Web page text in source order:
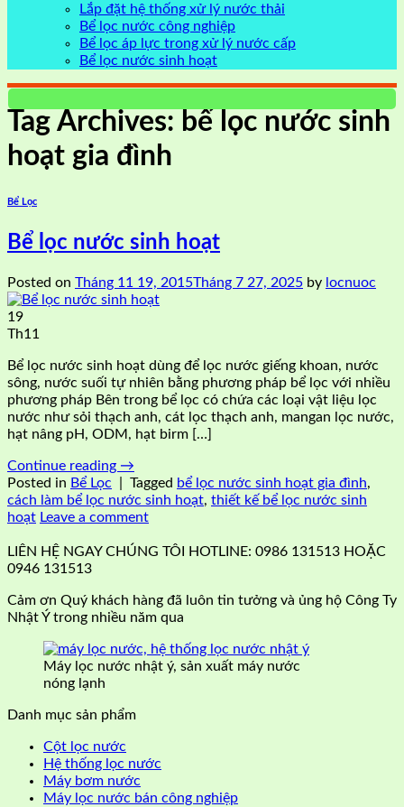
Lắp đặt hệ thống xử lý nước thải
Bể lọc nước công nghiệp
Bể lọc áp lực trong xử lý nước cấp
Bể lọc nước sinh hoạt
Tag Archives: bể lọc nước sinh
hoạt gia đình
Bể Lọc
Bể lọc nước sinh hoạt
Posted on Tháng 11 19, 2015Tháng 7 27, 2025 by locnuoc
19
Th11
Bể lọc nước sinh hoạt dùng để lọc nước giếng khoan, nước
sông, nước suối tự nhiên bằng phương pháp bể lọc với nhiều
phương pháp Bên trong bể lọc có chứa các loại vật liệu lọc
nước như sỏi thạch anh, cát lọc thạch anh, mangan lọc nước,
hạt nâng pH, ODM, hạt birm […]
Continue reading →
Posted in Bể Lọc Tagged bể lọc nước sinh hoạt gia đình,
cách làm bể lọc nước sinh hoạt, thiết kế bể lọc nước sinh
hoạt Leave a comment
LIÊN HỆ NGAY CHÚNG TÔI HOTLINE: 0986 131513 HOẶC
0946 131513
Cảm ơn Quý khách hàng đã luôn tin tưởng và ủng hộ Công Ty
Nhật Ý trong nhiều năm qua
Máy lọc nước nhật ý, sản xuất máy nước
nóng lạnh
Danh mục sản phẩm
Cột lọc nước
Hệ thống lọc nước
Máy bơm nước
Máy lọc nước bán công nghiệp